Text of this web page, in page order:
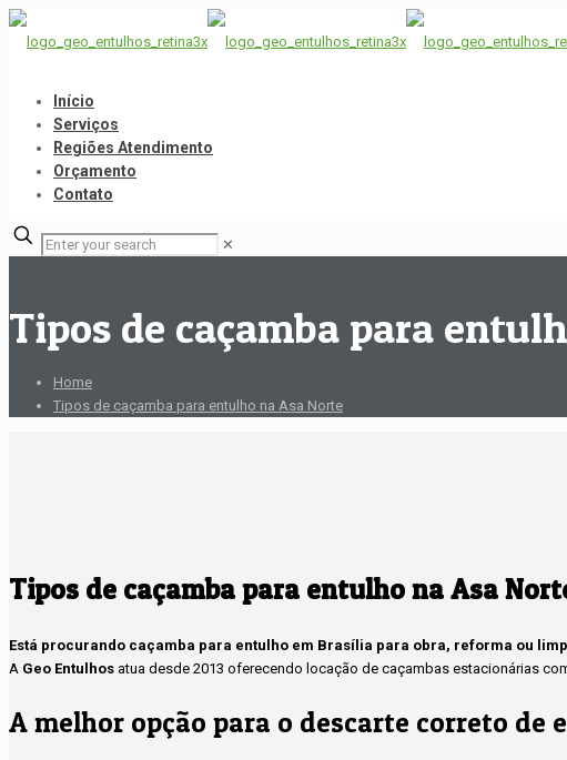
Início
Serviços
Regiões Atendimento
Orçamento
Contato
✕
Tipos de caçamba para
Home
Tipos de caçamba para entulho na Asa Norte
Tipos de caçamba para entulho na Asa
Está procurando caçamba para entulho em Brasília para obra, reforma ou
A Geo Entulhos atua desde 2013 oferecendo locação de caçambas estacionárias
A melhor opção para o descarte correto de